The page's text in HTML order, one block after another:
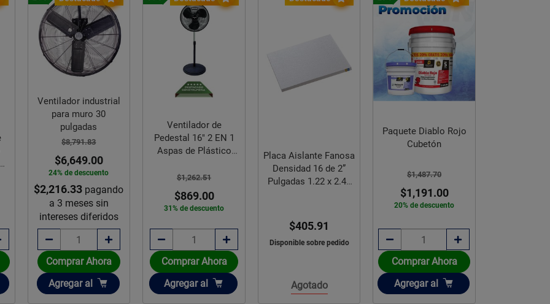
Ventilador industrial
para muro 30
pulgadas
$8,791.83
$6,649.00
24% de descuento
$2,216.33 pagando
a 3 meses sin
intereses diferidos
Comprar Ahora
Añadir
Agregar al
Ventilador de
Pedestal 16" 2 EN 1
Aspas de Plástico
$1,262.51
$869.00
31% de descuento
Comprar Ahora
Añadir
Agregar al
Placa Aislante Fanosa
Densidad 16 de 2”
Pulgadas 1.22 x 2.44
$405.91
Disponible sobre pedido
Agotado
Paquete Diablo Rojo
Cubetón
$1,487.70
$1,191.00
20% de descuento
Comprar Ahora
Añadir
Agregar al